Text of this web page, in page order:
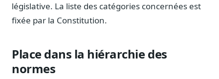
Suivi par secteur
11 secteurs : énergie, santé, finance, numérique…
Six cas pour gagner du temps
Conseil (Advisory)
législative. La liste des catégories concernées est
fixée par la Constitution.
Place dans la hiérarchie des
normes